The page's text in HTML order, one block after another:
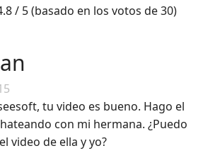
/ 5 (basado en los votos de 30)
tu video es bueno. Hago el
con mi hermana. ¿Puedo
video de ella y yo?